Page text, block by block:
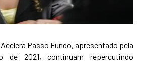
Passo Fundo, apresentado pela
de 2021, continuam repercutindo